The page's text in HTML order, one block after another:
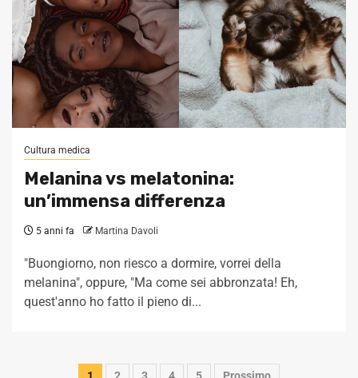
Cultura medica
Melanina vs melatonina:
un’immensa differenza
5 anni fa Martina Davoli
"Buongiorno, non riesco a dormire, vorrei della
melanina", oppure, "Ma come sei abbronzata! Eh,
quest'anno ho fatto il pieno di...